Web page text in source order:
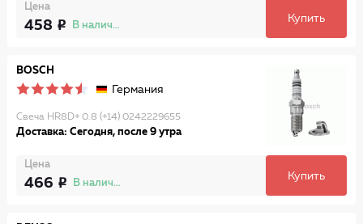
Цена
458 В наличии
Купить
BOSCH
Германия
Свеча HR8D+ 0.8 (+14) 0242229655
Доставка: Сегодня, после 9 утра
Цена
466 В наличии
Купить